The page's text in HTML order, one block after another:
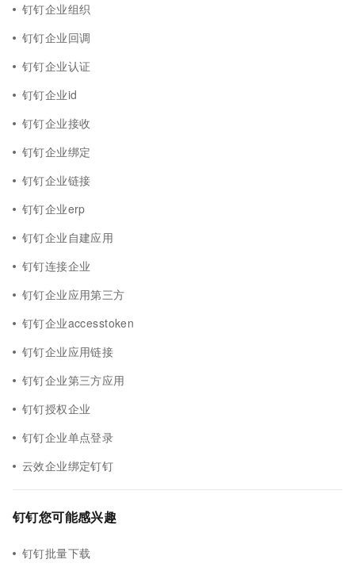
钉钉企业组织
钉钉企业回调
钉钉企业认证
钉钉企业id
钉钉企业接收
钉钉企业绑定
钉钉企业链接
钉钉企业erp
钉钉企业自建应用
钉钉连接企业
钉钉企业应用第三方
钉钉企业accesstoken
钉钉企业应用链接
钉钉企业第三方应用
钉钉授权企业
钉钉企业单点登录
云效企业绑定钉钉
钉钉您可能感兴趣
钉钉批量下载